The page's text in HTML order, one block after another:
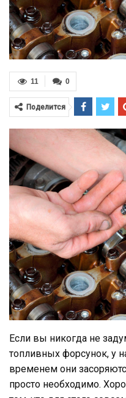
0
11
Поделится
Если вы никогда не
топливных форсунок, у
временем они
просто необходимо.